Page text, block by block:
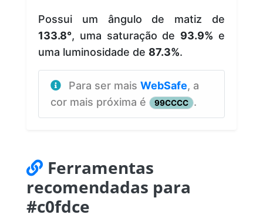
Possui um ângulo de matiz de
133.8°, uma saturação de 93.9% e
uma luminosidade de 87.3%.
Para ser mais WebSafe, a
cor mais próxima é
99CCCC .
Ferramentas
recomendadas para
#c0fdce